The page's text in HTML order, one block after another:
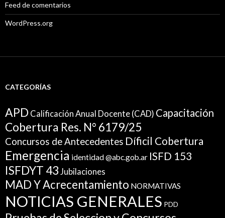
Feed de comentarios
WordPress.org
CATEGORÍAS
APD Calificación Anual Docente (CAD) Capacitación
Cobertura Res. N° 6179/25
Concursos de Antecedentes Díficil Cobertura
Emergencia identidad @abc.gob.ar ISFD 153
ISFDYT 43 Jubilaciones
MAD Y Acrecentamiento NORMATIVAS
NOTICIAS GENERALES PDD